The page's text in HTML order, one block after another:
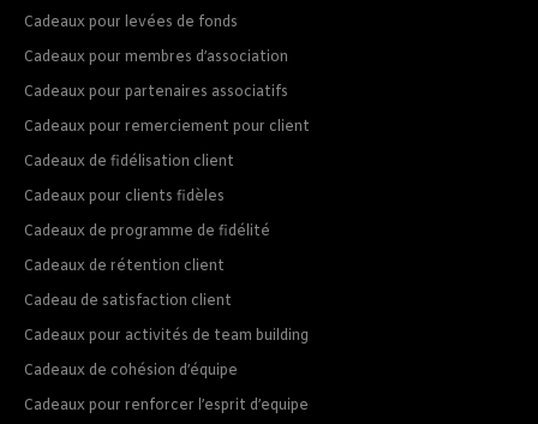
Cadeaux pour levées de fonds
Cadeaux pour membres d’association
Cadeaux pour partenaires associatifs
Cadeaux pour remerciement pour client
Cadeaux de fidélisation client
Cadeaux pour clients fidèles
Cadeaux de programme de fidélité
Cadeaux de rétention client
Cadeau de satisfaction client
Cadeaux pour activités de team building
Cadeaux de cohésion d’équipe
Cadeaux pour renforcer l’esprit d’equipe